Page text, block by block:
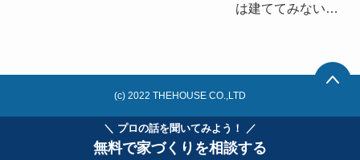
＼ プロの話を聞いてみよう！ ／
無料で家づくりを相談する
は建ててみない…
(c) 2022 THEHOUSE CO.,LTD